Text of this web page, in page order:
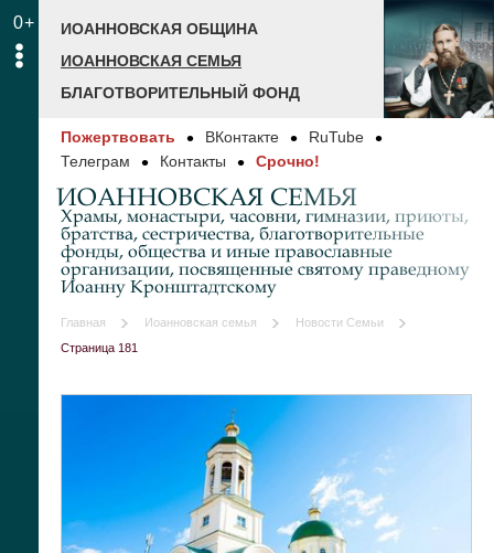
0+
ИОАННОВСКАЯ ОБЩИНА
ИОАННОВСКАЯ СЕМЬЯ
БЛАГОТВОРИТЕЛЬНЫЙ ФОНД
Пожертвовать ВКонтакте
RuTube
Телеграм
Контакты Срочно!
ИОАННОВСКАЯ СЕМЬЯ
Храмы, монастыри, часовни, гимназии, приюты,
братства, сестричества, благотворительные
фонды, общества и иные православные
организации, посвященные святому праведному
Иоанну Кронштадтскому
Главная Иоанновская семья
Новости Семьи
Страница 181